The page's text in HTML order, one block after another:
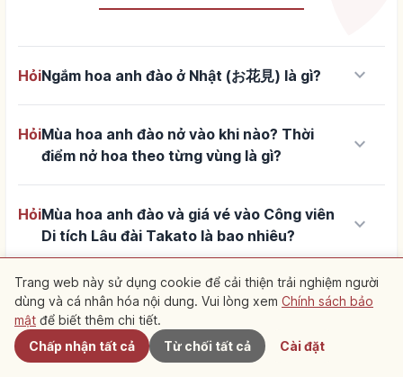
HỏiNgắm hoa anh đào ở Nhật (お花見) là gì? keyboard_arrow_down
HỏiMùa hoa anh đào nở vào khi nào? Thời
điểm nở hoa theo từng vùng là gì?
keyboard_arrow_down
HỏiMùa hoa anh đào và giá vé vào Công viên
Di tích Lâu đài Takato là bao nhiêu?
keyboard_arrow_down
Hỏi Cách đi từ Tokyo hoặc Shinjuku đến Công
viên Di tích Lâu đài Takato như thế nào?
keyboard_arrow_down
Gần đây
Trang web này sử dụng cookie để cải thiện trải nghiệm người
dùng và cá nhân hóa nội dung. Vui lòng xem Chính sách bảo
mật để biết thêm chi tiết.
Chấp nhận tất cả
Từ chối tất cả Cài đặt